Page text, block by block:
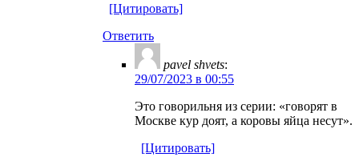
[Цитировать]
Ответить
pavel shvets:
29/07/2023 в 00:55
Это говорильня из серии: «говорят в
Москве кур доят, а коровы яйца несут».
[Цитировать]